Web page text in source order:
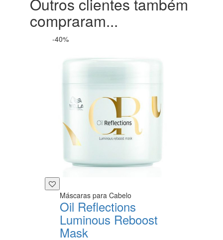
compraram...
-40%
Máscaras para Cabelo
Oil Reflections
Luminous Reboost
Mask